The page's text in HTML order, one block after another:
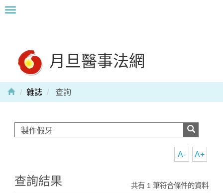
Toggle
月旦醫事法網
雜誌 查詢
A+
A-
查詢結果 共有 1 筆符合條件的資料